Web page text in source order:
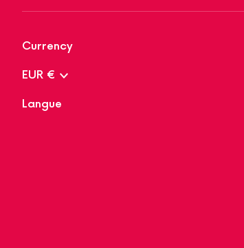
Currency
EUR €
Langue